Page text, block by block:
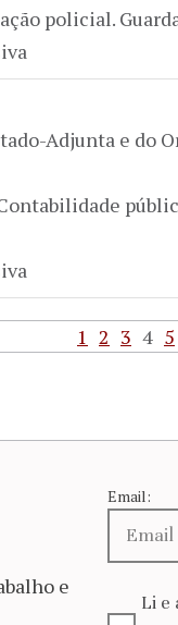
policial.
Adjunta e do
1 2 3 4 5
e
Email:
Li e